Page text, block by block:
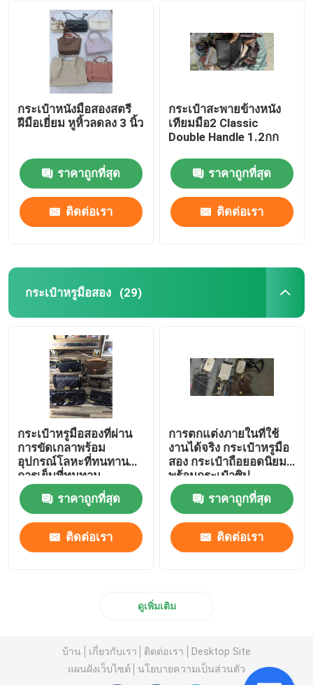
กระเป๋าหนังมือสองสตรี
ฝีมือเยี่ยม หูหิ้วลดลง 3 นิ้ว
ราคาถูกที่สุด
ติดต่อเรา
กระเป๋าสะพายข้างหนัง
เทียมมือ2 Classic
Double Handle 1.2กก
ราคาถูกที่สุด
ติดต่อเรา
กระเป๋าหรูมือสอง (29)
กระเป๋าหรูมือสองที่ผ่าน
การขัดเกลาพร้อม
อุปกรณ์โลหะที่ทนทาน
การเย็บที่ทนทาน
ราคาถูกที่สุด
ติดต่อเรา
การตกแต่งภายในที่ใช้
งานได้จริง กระเป๋าหรูมือ
สอง กระเป๋าถือยอดนิยม
พร้อมกระเป๋าซิป
ราคาถูกที่สุด
ติดต่อเรา
ดูเพิ่มเติม
บ้าน เกี่ยวกับเรา ติดต่อเรา
Desktop Site
แผนผังเว็บไซต์
นโยบายความเป็นส่วนตัว